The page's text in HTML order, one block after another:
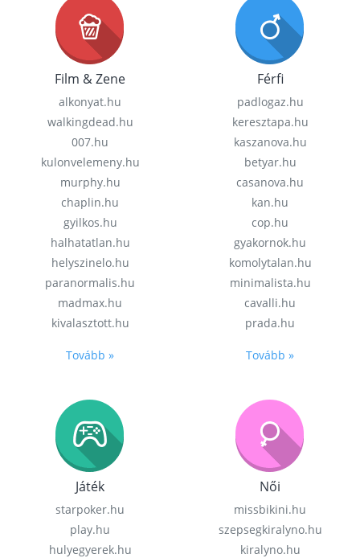
Film & Zene
alkonyat.hu
walkingdead.hu
007.hu
kulonvelemeny.hu
murphy.hu
chaplin.hu
gyilkos.hu
halhatatlan.hu
helyszinelo.hu
paranormalis.hu
madmax.hu
kivalasztott.hu
Tovább »
Férfi
padlogaz.hu
keresztapa.hu
kaszanova.hu
betyar.hu
casanova.hu
kan.hu
cop.hu
gyakornok.hu
komolytalan.hu
minimalista.hu
cavalli.hu
prada.hu
Tovább »
Játék
starpoker.hu
play.hu
hulyegyerek.hu
Női
missbikini.hu
szepsegkiralyno.hu
kiralyno.hu